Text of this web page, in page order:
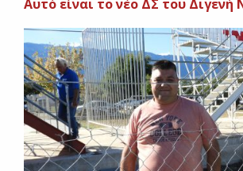
Αυτό είναι το νέο ΔΣ του Διγενή